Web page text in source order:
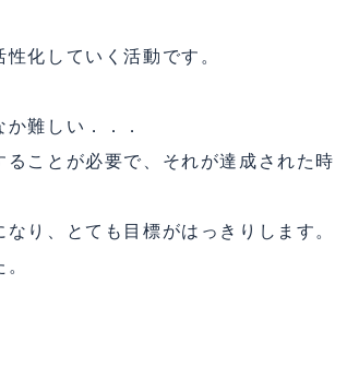
化していく活動です。
難しい．．．
ことが必要で、それが達成された時
り、とても目標がはっきりします。